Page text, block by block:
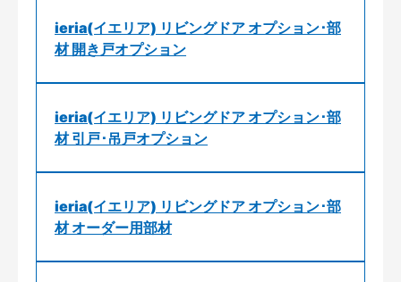
ieria(イエリア) リビングドア オプション･部
材 開き戸オプション
ieria(イエリア) リビングドア オプション･部
材 引戸･吊戸オプション
ieria(イエリア) リビングドア オプション･部
材 オーダー用部材